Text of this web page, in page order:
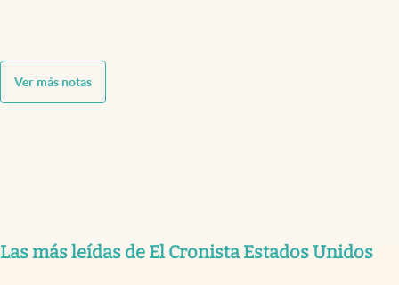
Ver más notas
Las más leídas de El Cronista Estados Unidos